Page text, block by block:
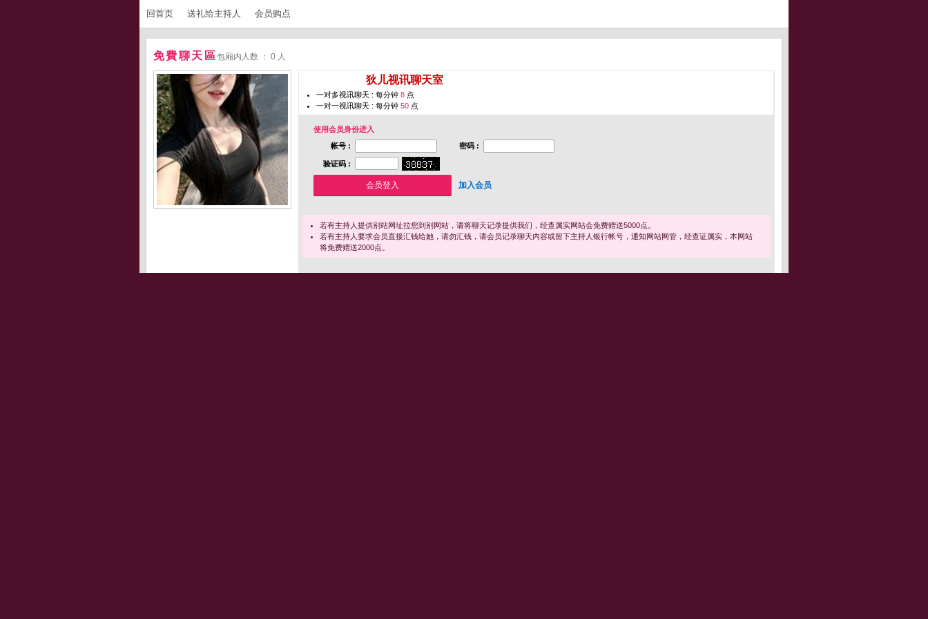
回首页 送礼给主持人 会员购点
免費聊天區包厢内人数 ： 0 人
狄儿视讯聊天室
一对多视讯聊天 : 每分钟 8 点
一对一视讯聊天 : 每分钟 50 点
使用会员身份进入
帐号 :
密码 :
验证码 :
加入会员
若有主持人提供别站网址拉您到别网站，请将聊天记录提供我们，经查属实网站会免费赠送5000点。
若有主持人要求会员直接汇钱给她，请勿汇钱，请会员记录聊天内容或留下主持人银行帐号，通知网站网管，经查证属实，本网站
将免费赠送2000点。